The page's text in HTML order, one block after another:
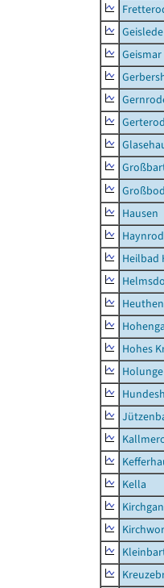
Geismar
Hausen
Heilbad
Heuthen
Hohes
Kella